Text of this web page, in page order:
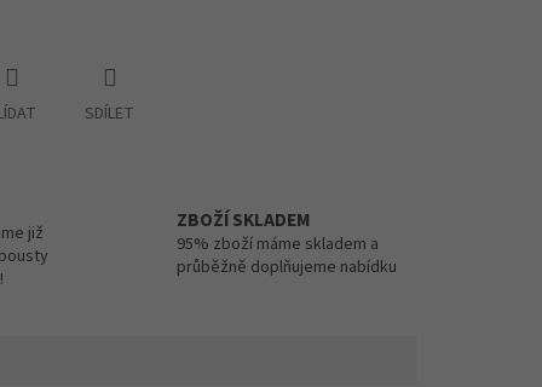
SDÍLET
již
ZBOŽÍ SKLADEM
95% zboží máme skladem a
průběžně doplňujeme nabídku